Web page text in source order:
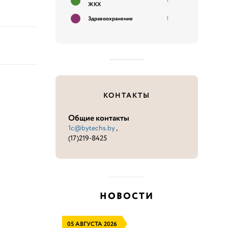
ЖКХ
Здравоохранение 1
КОНТАКТЫ
Общие контакты
1c@bytechs.by,
(17)219-8425
НОВОСТИ
05 АВГУСТА 2026